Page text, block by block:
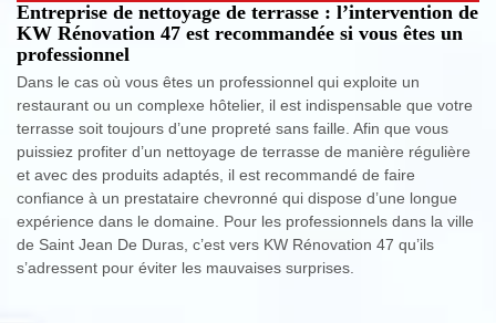
Entreprise de nettoyage de terrasse : l’intervention de
KW Rénovation 47 est recommandée si vous êtes un
professionnel
Dans le cas où vous êtes un professionnel qui exploite un
restaurant ou un complexe hôtelier, il est indispensable que votre
terrasse soit toujours d’une propreté sans faille. Afin que vous
puissiez profiter d’un nettoyage de terrasse de manière régulière
et avec des produits adaptés, il est recommandé de faire
confiance à un prestataire chevronné qui dispose d’une longue
expérience dans le domaine. Pour les professionnels dans la ville
de Saint Jean De Duras, c’est vers KW Rénovation 47 qu’ils
s’adressent pour éviter les mauvaises surprises.